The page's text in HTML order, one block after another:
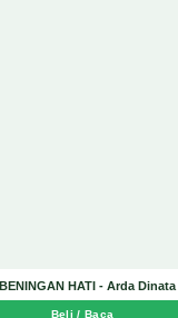
HATI - Arda Dinata
Beli / Baca